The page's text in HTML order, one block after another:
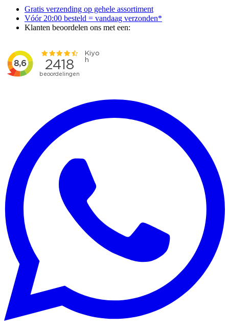
Gratis verzending op gehele assortiment
Vóór 20:00 besteld = vandaag verzonden*
Klanten beoordelen ons met een: